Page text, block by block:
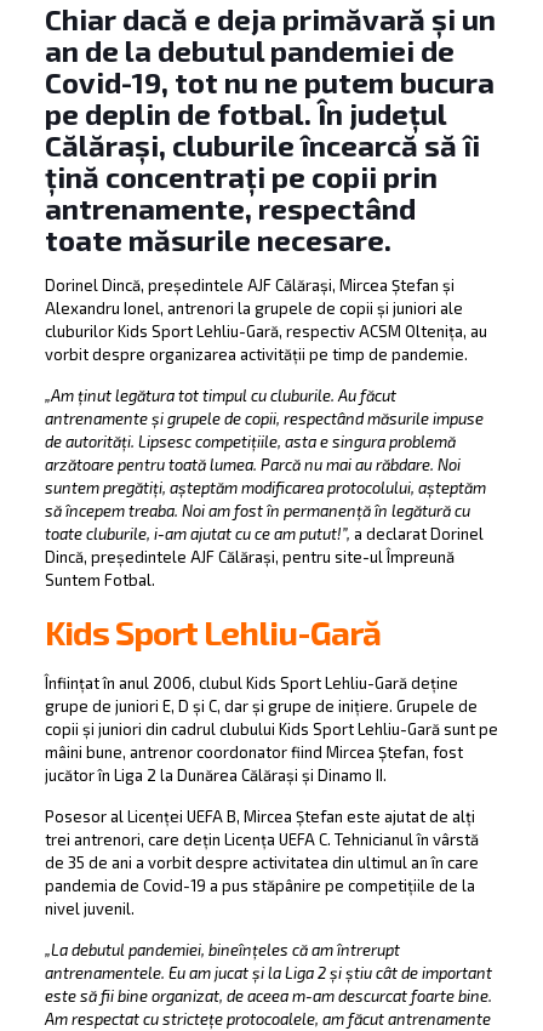
Chiar dacă e deja primăvară și un
an de la debutul pandemiei de
Covid-19, tot nu ne putem bucura
pe deplin de fotbal. În județul
Călărași, cluburile încearcă să îi
țină concentrați pe copii prin
antrenamente, respectând
toate măsurile necesare.
Dorinel Dincă, președintele AJF Călărași, Mircea Ștefan și
Alexandru Ionel, antrenori la grupele de copii și juniori ale
cluburilor Kids Sport Lehliu-Gară, respectiv ACSM Oltenița, au
vorbit despre organizarea activității pe timp de pandemie.
„Am ținut legătura tot timpul cu cluburile. Au făcut
antrenamente și grupele de copii, respectând măsurile impuse
de autorități. Lipsesc competițiile, asta e singura problemă
arzătoare pentru toată lumea. Parcă nu mai au răbdare. Noi
suntem pregătiți, așteptăm modificarea protocolului, așteptăm
să începem treaba. Noi am fost în permanență în legătură cu
toate cluburile, i-am ajutat cu ce am putut!”, a declarat Dorinel
Dincă, președintele AJF Călărași, pentru site-ul Împreună
Suntem Fotbal.
Kids Sport Lehliu-Gară
Înființat în anul 2006, clubul Kids Sport Lehliu-Gară deține
grupe de juniori E, D și C, dar și grupe de inițiere. Grupele de
copii și juniori din cadrul clubului Kids Sport Lehliu-Gară sunt pe
mâini bune, antrenor coordonator fiind Mircea Ștefan, fost
jucător în Liga 2 la Dunărea Călărași și Dinamo II.
Posesor al Licenței UEFA B, Mircea Ștefan este ajutat de alți
trei antrenori, care dețin Licența UEFA C. Tehnicianul în vârstă
de 35 de ani a vorbit despre activitatea din ultimul an în care
pandemia de Covid-19 a pus stăpânire pe competițiile de la
nivel juvenil.
„La debutul pandemiei, bineînțeles că am întrerupt
antrenamentele. Eu am jucat și la Liga 2 și știu cât de important
este să fii bine organizat, de aceea m-am descurcat foarte bine.
Am respectat cu strictețe protocoalele, am făcut antrenamente